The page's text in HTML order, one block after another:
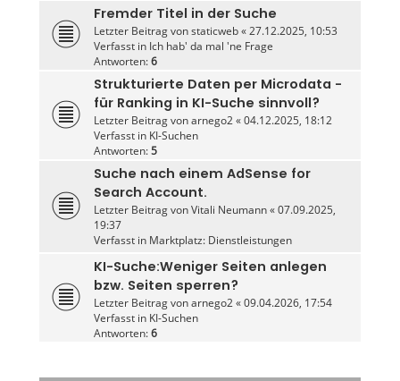
Fremder Titel in der Suche
Letzter Beitrag vonstaticweb«27.12.2025, 10:53
Verfasst in Ich hab' da mal 'ne Frage
Antworten:6
Strukturierte Daten per Microdata -
für Ranking in KI-Suche sinnvoll?
Letzter Beitrag vonarnego2«04.12.2025, 18:12
Verfasst in KI-Suchen
Antworten:5
Suche nach einem AdSense for
Search Account.
Letzter Beitrag vonVitali Neumann«07.09.2025,
19:37
Verfasst in Marktplatz: Dienstleistungen
KI-Suche:Weniger Seiten anlegen
bzw. Seiten sperren?
Letzter Beitrag vonarnego2«09.04.2026, 17:54
Verfasst in KI-Suchen
Antworten:6